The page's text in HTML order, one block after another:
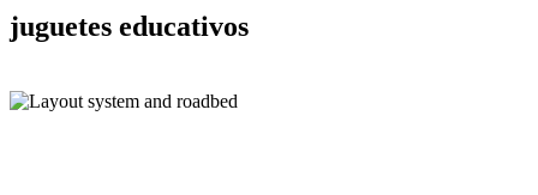
juguetes educativos